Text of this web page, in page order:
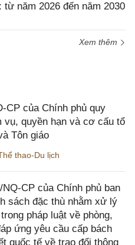
từ năm 2026 đến năm 2030
Xem thêm
CP của Chính phủ quy
vụ, quyền hạn và cơ cấu tổ
Tôn giáo
thao-Du lịch
CP của Chính phủ ban
sách đặc thù nhằm xử lý
pháp luật về phòng,
ứng yêu cầu cấp bách
quốc tế về trao đổi thông